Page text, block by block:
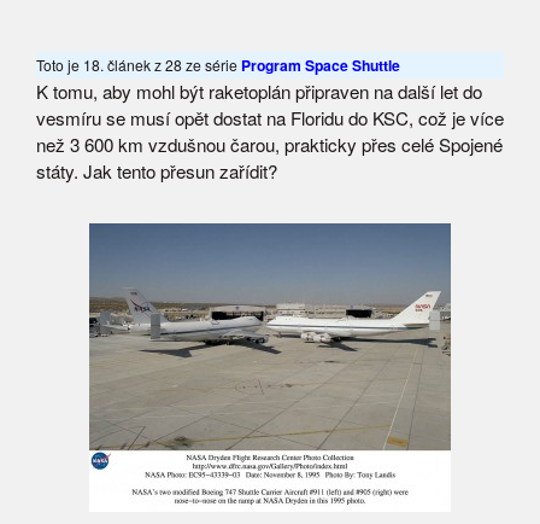
Toto je 18. článek z 28 ze série Program Space Shuttle
K tomu, aby mohl být raketoplán připraven na další let do
vesmíru se musí opět dostat na Floridu do KSC, což je více
než 3 600 km vzdušnou čarou, prakticky přes celé Spojené
státy. Jak tento přesun zařídit?